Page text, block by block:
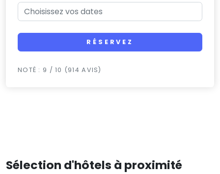
RÉSERVEZ
NOTÉ : 9 / 10 (914 AVIS)
Sélection d'hôtels à proximité